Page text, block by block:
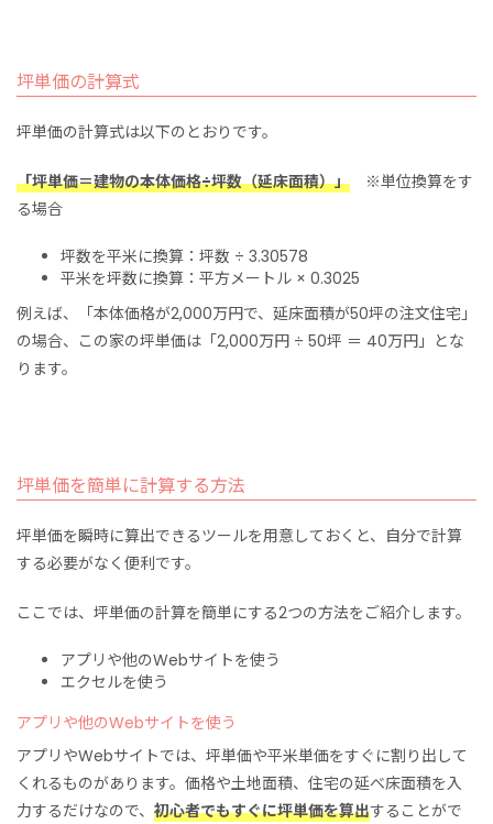
坪単価の計算式
坪単価の計算式は以下のとおりです。
「坪単価＝建物の本体価格÷坪数（延床面積）」 ※単位換算をす
る場合
坪数を平米に換算：坪数 ÷ 3.30578
平米を坪数に換算：平方メートル × 0.3025
例えば、「本体価格が2,000万円で、延床面積が50坪の注文住宅」
の場合、この家の坪単価は「2,000万円 ÷ 50坪 ＝ 40万円」とな
ります。
坪単価を簡単に計算する方法
坪単価を瞬時に算出できるツールを用意しておくと、自分で計算
する必要がなく便利です。
ここでは、坪単価の計算を簡単にする2つの方法をご紹介します。
アプリや他のWebサイトを使う
エクセルを使う
アプリや他のWebサイトを使う
アプリやWebサイトでは、坪単価や平米単価をすぐに割り出して
くれるものがあります。価格や土地面積、住宅の延べ床面積を入
力するだけなので、 初心者でもすぐに坪単価を算出することがで